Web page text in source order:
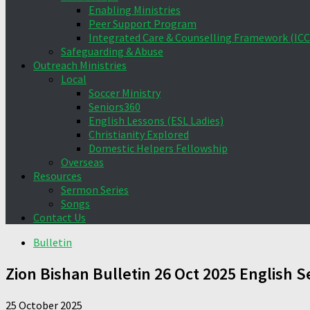
Enabling Ministries
Peer Support Program
Integrated Care & Counselling Framework
Safeguarding & Abuse
Outreach Ministries
Local
Soccer Ministry
Seniors360
English Lessons (ESL Ladies)
Christianity Explored
Domestic Helpers Fellowship
Overseas
Resources
Sermon Series
Songs
Contact Us
Bulletin
Zion Bishan Bulletin 26 Oct 2025 English
25 October 2025